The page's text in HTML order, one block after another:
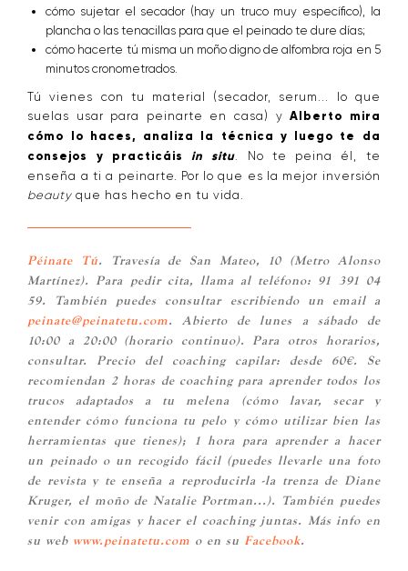
cómo sujetar el secador (hay un truco muy específico), la
plancha o las tenacillas para que el peinado te dure días;
cómo hacerte tú misma un moño digno de alfombra roja en 5
minutos cronometrados.
Tú vienes con tu material (secador, serum... lo que
suelas usar para peinarte en casa) yAlberto mira
cómo lo haces, analiza la técnica y luego te da
consejos y practicáis
in situ . No te peina él, te
enseña a ti a peinarte. Por lo que es la mejor inversión
beauty que has hecho en tu vida.
Péinate Tú. Travesía de San Mateo, 10 (Metro Alonso
Martínez). Para pedir cita, llama al teléfono: 91 391 04
59. También puedes consultar escribiendo un email a
peinate@peinatetu.com. Abierto de lunes a sábado de
10:00 a 20:00 (horario continuo). Para otros horarios,
consultar. Precio del coaching capilar: desde 60€. Se
recomiendan 2 horas de coaching para aprender todos los
trucos adaptados a tu melena (cómo lavar, secar y
entender cómo funciona tu pelo y cómo utilizar bien las
herramientas que tienes); 1 hora para aprender a hacer
un peinado o un recogido fácil (puedes llevarle una foto
de revista y te enseña a reproducirla -la trenza de Diane
Kruger, el moño de Natalie Portman...). También puedes
venir con amigas y hacer el coaching juntas. Más info en
su web www.peinatetu.com o en su Facebook.